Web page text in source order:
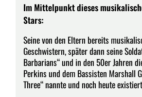
Im Mittelpunkt dieses
Stars:
Seine von den Eltern bereits
Geschwistern, später dann seine
Barbarians“ und in den 50er Jahren
Perkins und dem Bassisten Marshall
Three“ nannte und noch heute